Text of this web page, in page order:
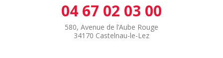
04 67 02 03 00
580, Avenue de l’Aube Rouge
34170 Castelnau-le-Lez